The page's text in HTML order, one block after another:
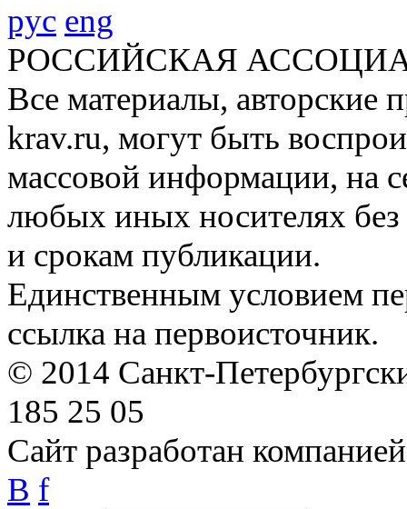
рус eng
РОССИЙСКАЯ
Все материалы, авторские
krav.ru, могут быть
массовой информации, на
любых иных носителях
и срокам публикации.
Единственным условием
ссылка на первоисточник.
© 2014 Санкт-
185 25 05
Сайт разработан
B f